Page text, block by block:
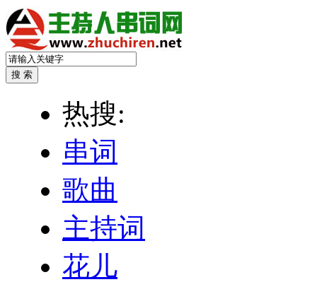
热搜:
串词
歌曲
主持词
花儿